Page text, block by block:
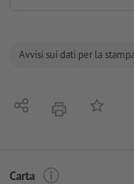
Avvisi sui dati per la
Condividistamparealla lista
Carta